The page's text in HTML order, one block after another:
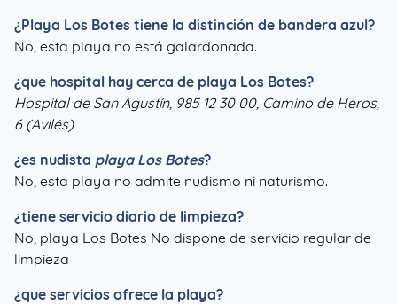
¿Playa Los Botes tiene la distinción de bandera azul?
No, esta playa no está galardonada.
¿que hospital hay cerca de playa Los Botes?
Hospital de San Agustín, 985 12 30 00, Camino de Heros,
6 (Avilés)
¿es nudista playa Los Botes?
No, esta playa no admite nudismo ni naturismo.
¿tiene servicio diario de limpieza?
No, playa Los Botes No dispone de servicio regular de
limpieza
¿que servicios ofrece la playa?